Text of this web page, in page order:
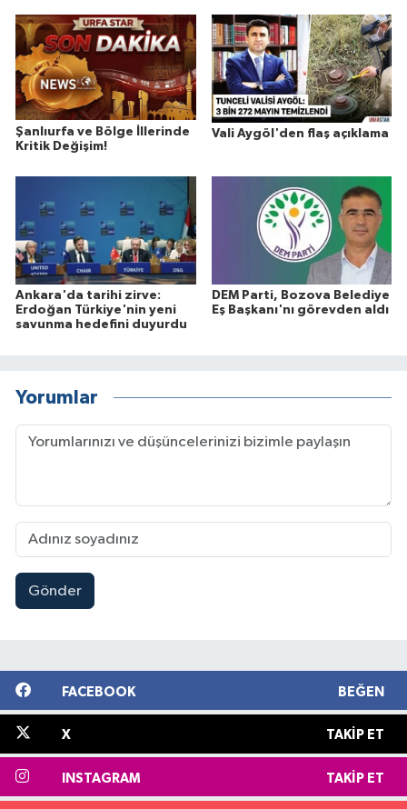
Şanlıurfa ve Bölge İllerinde
Kritik Değişim!
Vali Aygöl'den flaş açıklama
Ankara'da tarihi zirve:
Erdoğan Türkiye'nin yeni
savunma hedefini duyurdu
DEM Parti, Bozova Belediye
Eş Başkanı'nı görevden aldı
Yorumlar
Gönder
FACEBOOK BEĞEN
X TAKIP ET
INSTAGRAM TAKIP ET